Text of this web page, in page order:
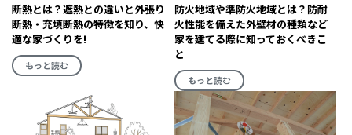
断熱とは？遮熱との違いと外張り
断熱・充填断熱の特徴を知り、快
適な家づくりを!
もっと読む
防火地域や準防火地域とは？防耐
火性能を備えた外壁材の種類など
家を建てる際に知っておくべきこ
と
もっと読む